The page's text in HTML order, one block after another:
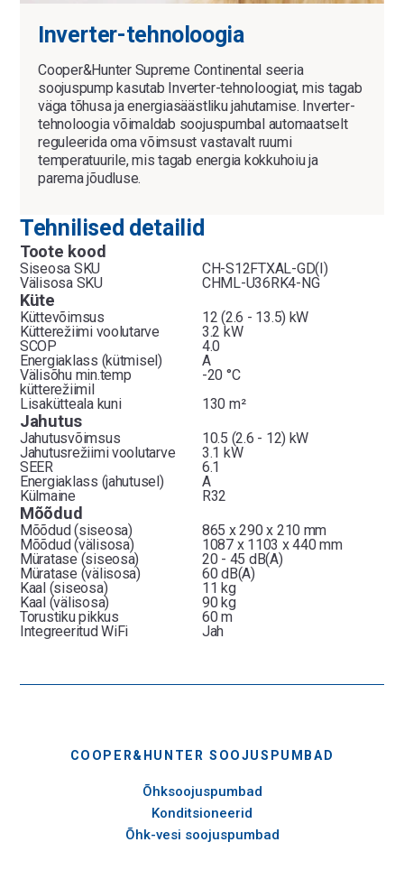
Inverter-tehnoloogia
Cooper&Hunter Supreme Continental seeria
soojuspump kasutab Inverter-tehnoloogiat, mis tagab
väga tõhusa ja energiasäästliku jahutamise. Inverter-
tehnoloogia võimaldab soojuspumbal automaatselt
reguleerida oma võimsust vastavalt ruumi
temperatuurile, mis tagab energia kokkuhoiu ja
parema jõudluse.
Tehnilised detailid
Toote kood
Siseosa SKU
CH-S12FTXAL-GD(I)
Välisosa SKU
CHML-U36RK4-NG
Küte
Küttevõimsus
12 (2.6 - 13.5) kW
Kütterežiimi voolutarve
3.2 kW
SCOP
4.0
Energiaklass (kütmisel)
A
Välisõhu min.temp
kütterežiimil
-20 °C
Lisakütteala kuni
130 m²
Jahutus
Jahutusvõimsus
10.5 (2.6 - 12) kW
Jahutusrežiimi voolutarve
3.1 kW
SEER
6.1
Energiaklass (jahutusel)
A
Külmaine
R32
Mõõdud
Mõõdud (siseosa)
865 x 290 x 210 mm
Mõõdud (välisosa)
1087 x 1103 x 440 mm
Müratase (siseosa)
20 - 45 dB(A)
Müratase (välisosa)
60 dB(A)
Kaal (siseosa)
11 kg
Kaal (välisosa)
90 kg
Torustiku pikkus
60 m
Integreeritud WiFi
Jah
COOPER&HUNTER SOOJUSPUMBAD
Õhksoojuspumbad
Konditsioneerid
Õhk-vesi soojuspumbad